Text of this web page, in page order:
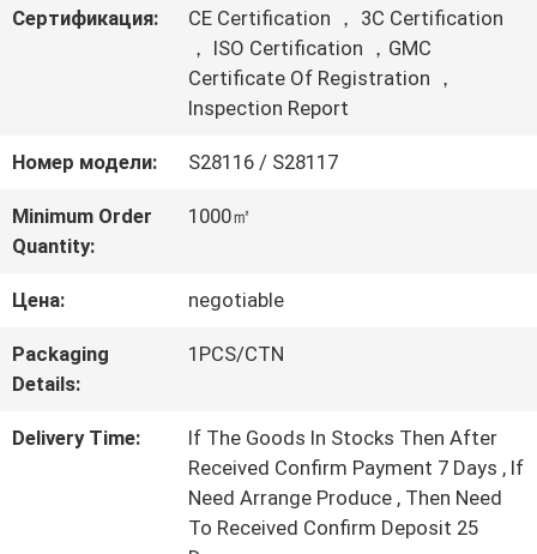
КОНТРОЛЬ
КАЧЕСТВА
СВЯЖИТЕСЬ
С
НАМИ
ЗАПРОСИТЕ
Сертификация:
CE Certification ， 3C Certification
， ISO Certification ，GMC
Certificate Of Registration ，
Inspection Report
Номер модели: S28116 / S28117
Minimum Order
Quantity:
1000㎡
Цена: negotiable
Packaging
Details:
1PCS/CTN
Delivery Time:
If The Goods In Stocks Then After
Received Confirm Payment 7 Days , If
Need Arrange Produce , Then Need
To Received Confirm Deposit 25